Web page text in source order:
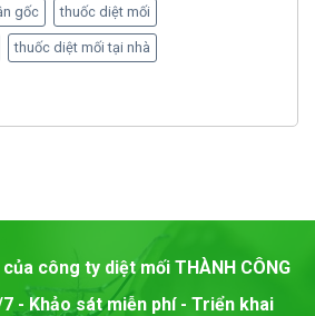
gốc thuốc diệt mối
thuốc diệt mối tại nhà
công ty diệt mối THÀNH CÔNG
- Khảo sát miễn phí - Triển khai